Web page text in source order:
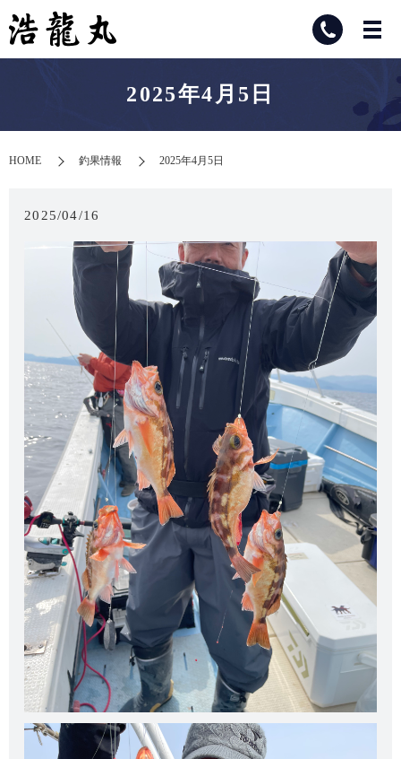
2025年4月5日
HOME 釣果情報 2025年4月5日
2025/04/16